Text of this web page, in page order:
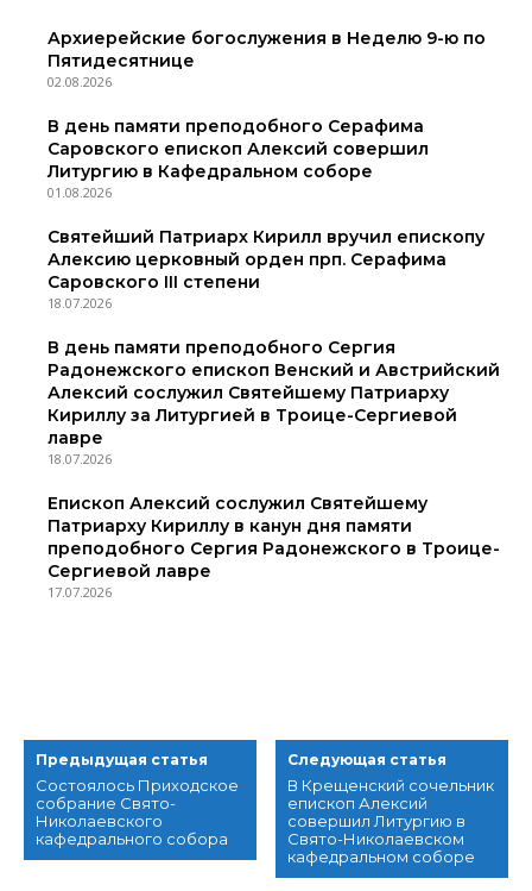
Архиерейские богослужения в Неделю 9-ю по
Пятидесятнице
02.08.2026
В день памяти преподобного Серафима
Саровского епископ Алексий совершил
Литургию в Кафедральном соборе
01.08.2026
Святейший Патриарх Кирилл вручил епископу
Алексию церковный орден прп. Серафима
Саровского III степени
18.07.2026
В день памяти преподобного Сергия
Радонежского епископ Венский и Австрийский
Алексий сослужил Святейшему Патриарху
Кириллу за Литургией в Троице-Сергиевой
лавре
18.07.2026
Епископ Алексий сослужил Святейшему
Патриарху Кириллу в канун дня памяти
преподобного Сергия Радонежского в Троице-
Сергиевой лавре
17.07.2026
Предыдущая статья
Состоялось Приходское
собрание Свято-
Николаевского
кафедрального собора
Следующая статья
В Крещенский сочельник
епископ Алексий
совершил Литургию в
Свято-Николаевском
кафедральном соборе